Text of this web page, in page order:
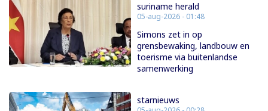
suriname herald
05-aug-2026 - 01:48
Simons zet in op
grensbewaking, landbouw en
toerisme via buitenlandse
samenwerking
starnieuws